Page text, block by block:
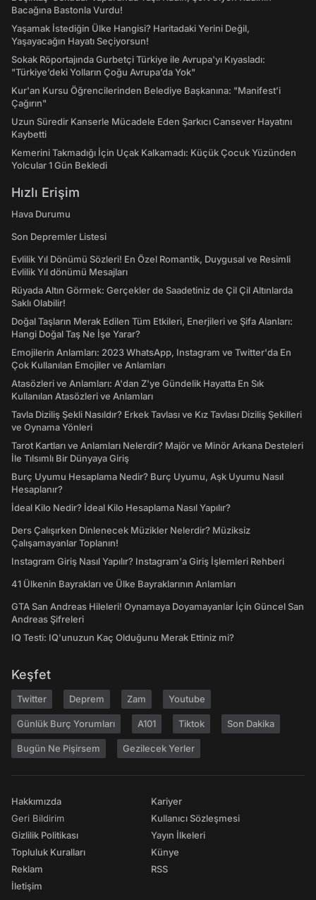
Bacağına Bastonla Vurdu!
Yaşamak İstediğin Ülke Hangisi? Haritadaki Yerini Değil,
Yaşayacağın Hayatı Seçiyorsun!
Sokak Röportajında Gurbetçi Türkiye ile Avrupa'yı Kıyasladı:
"Türkiye’deki Yolların Çoğu Avrupa’da Yok"
Kur'an Kursu Öğrencilerinden Belediye Başkanına: "Manifest’i
Çağırın"
Uzun Süredir Kanserle Mücadele Eden Şarkıcı Cansever Hayatını
Kaybetti
Kemerini Takmadığı İçin Uçak Kalkamadı: Küçük Çocuk Yüzünden
Yolcular 1 Gün Bekledi
Hızlı Erişim
Hava Durumu
Son Depremler Listesi
Evlilik Yıl Dönümü Sözleri! En Özel Romantik, Duygusal ve Resimli
Evlilik Yıl dönümü Mesajları
Rüyada Altın Görmek: Gerçekler de Saadetiniz de Çil Çil Altınlarda
Saklı Olabilir!
Doğal Taşların Merak Edilen Tüm Etkileri, Enerjileri ve Şifa Alanları:
Hangi Doğal Taş Ne İşe Yarar?
Emojilerin Anlamları: 2023 WhatsApp, Instagram ve Twitter'da En
Çok Kullanılan Emojiler ve Anlamları
Atasözleri ve Anlamları: A'dan Z'ye Gündelik Hayatta En Sık
Kullanılan Atasözleri ve Anlamları
Tavla Diziliş Şekli Nasıldır? Erkek Tavlası ve Kız Tavlası Diziliş Şekilleri
ve Oynama Yönleri
Tarot Kartları ve Anlamları Nelerdir? Majör ve Minör Arkana Desteleri
İle Tılsımlı Bir Dünyaya Giriş
Burç Uyumu Hesaplama Nedir? Burç Uyumu, Aşk Uyumu Nasıl
Hesaplanır?
İdeal Kilo Nedir? İdeal Kilo Hesaplama Nasıl Yapılır?
Ders Çalışırken Dinlenecek Müzikler Nelerdir? Müziksiz
Çalışamayanlar Toplanın!
Instagram Giriş Nasıl Yapılır? Instagram'a Giriş İşlemleri Rehberi
41 Ülkenin Bayrakları ve Ülke Bayraklarının Anlamları
GTA San Andreas Hileleri! Oynamaya Doyamayanlar İçin Güncel San
Andreas Şifreleri
IQ Testi: IQ'unuzun Kaç Olduğunu Merak Ettiniz mi?
Keşfet
Twitter Deprem Zam Youtube
Günlük Burç Yorumları A101 Tiktok Son Dakika
Bugün Ne Pişirsem Gezilecek Yerler
Hakkımızda
Geri Bildirim
Gizlilik Politikası
Topluluk Kuralları
Reklam
İletişim
Kariyer
Kullanıcı Sözleşmesi
Yayın İlkeleri
Künye
RSS